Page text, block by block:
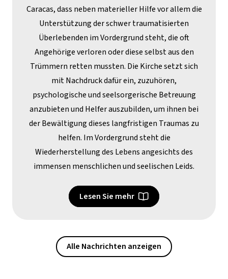
Caracas, dass neben materieller Hilfe vor allem die
Unterstützung der schwer traumatisierten
Überlebenden im Vordergrund steht, die oft
Angehörige verloren oder diese selbst aus den
Trümmern retten mussten. Die Kirche setzt sich
mit Nachdruck dafür ein, zuzuhören,
psychologische und seelsorgerische Betreuung
anzubieten und Helfer auszubilden, um ihnen bei
der Bewältigung dieses langfristigen Traumas zu
helfen. Im Vordergrund steht die
Wiederherstellung des Lebens angesichts des
immensen menschlichen und seelischen Leids.
Lesen Sie mehr
Alle Nachrichten anzeigen